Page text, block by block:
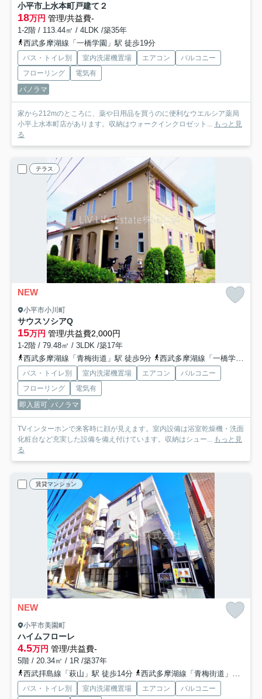
小平市上水本町戸建て２
18万円 管理/共益費-
1-2階 / 113.44㎡ / 4LDK /築35年
西武多摩湖線「一橋学園」駅 徒歩19分
バス・トイレ別 室内洗濯機置場 エアコン
バルコニー
フローリング
電気有
パノラマ
家から212mのところに、薬や日用品を買うのに便利なウエルシア薬局
小平上水本町店があります。収納はウォークインクロゼット... もっと見
る
テラス
NEW
小平市小川町
サウスソシアQ
15万円 管理/共益費2,000円
1-2階 / 79.48㎡ / 3LDK /築17年
西武多摩湖線「青梅街道」駅 徒歩9分
西武多摩湖線「一橋学園」駅 徒歩17分
バス・トイレ別 室内洗濯機置場 エアコン
バルコニー
フローリング
電気有
即入居可 パノラマ
TVインターホンで来客時に顔が見えます。室内設備は浴室乾燥機・洗面
化粧台など充実した設備を備え付けています。収納はシュー... もっと見
る
賃貸マンション
NEW
小平市美園町
ハイムフローレ
4.5万円 管理/共益費-
5階 / 20.34㎡ / 1R /築37年
西武拝島線「萩山」駅 徒歩14分
西武多摩湖線「青梅街道」駅 徒歩22分
バス・トイレ別 室内洗濯機置場 エアコン
バルコニー